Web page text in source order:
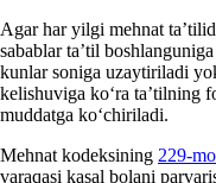
Agar har yilgi mehnat
sabablar ta’til
kunlar soniga uzaytiriladi
kelishuviga koʻra ta’tilning
muddatga koʻchiriladi.
Mehnat kodeksining 229-
varaqasi kasal bolani